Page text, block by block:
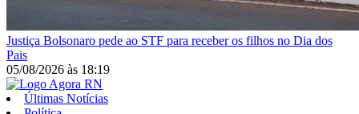
Justiça Bolsonaro pede ao STF para receber os filhos no Dia dos
Pais
05/08/2026 às 18:19
Últimas Notícias